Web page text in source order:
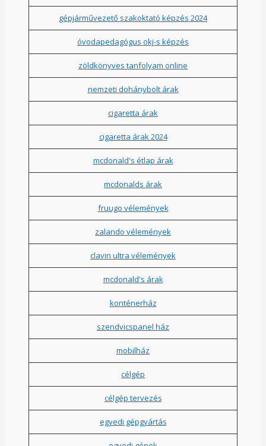
gépjárművezető szakoktató képzés 2024
óvodapedagógus okj-s képzés
zöldkönyves tanfolyam online
nemzeti dohánybolt árak
cigaretta árak
cigaretta árak 2024
mcdonald's étlap árak
mcdonalds árak
fruugo vélemények
zalando vélemények
clavin ultra vélemények
mcdonald's árak
konténerház
szendvicspanel ház
mobilház
célgép
célgép tervezés
egyedi gépgyártás